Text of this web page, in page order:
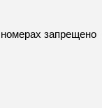
запрещено